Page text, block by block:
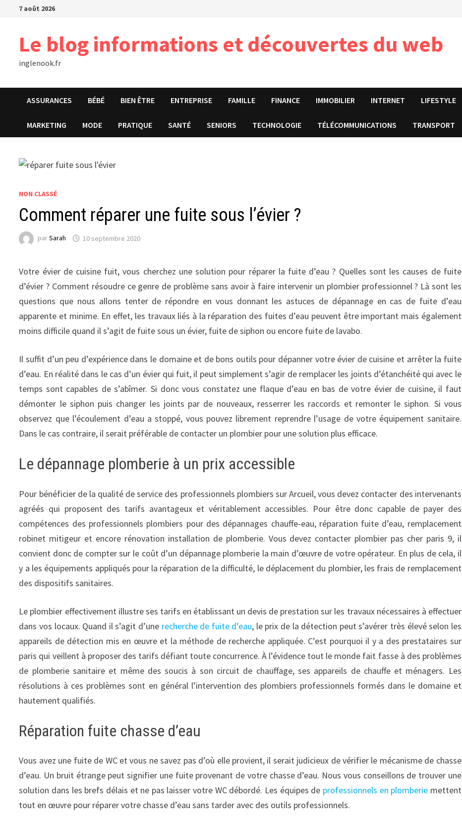
Passer7 août 2026
Le blog informations et découvertes du web
inglenook.fr
ASSURANCES BÉBÉ BIEN ÊTRE ENTREPRISE FAMILLE FINANCE IMMOBILIER INTERNET LIFESTYLE
MARKETING MODE PRATIQUE SANTÉ SENIORS TECHNOLOGIE TÉLÉCOMMUNICATIONS TRANSPORT
NON CLASSÉ
Comment réparer une fuite sous l’évier ?
parSarah 10 septembre 2020
Votre évier de cuisine fuit, vous cherchez une solution pour réparer la fuite d’eau ? Quelles sont les causes de fuite
d’évier ? Comment résoudre ce genre de problème sans avoir à faire intervenir un plombier professionnel ? Là sont les
questions que nous allons tenter de répondre en vous donnant les astuces de dépannage en cas de fuite d’eau
apparente et minime. En effet, les travaux liés à la réparation des fuites d’eau peuvent être important mais également
moins difficile quand il s’agit de fuite sous un évier, fuite de siphon ou encore fuite de lavabo.
Il suffit d’un peu d’expérience dans le domaine et de bons outils pour dépanner votre évier de cuisine et arrêter la fuite
d’eau. En réalité dans le cas d’un évier qui fuit, il peut simplement s’agir de remplacer les joints d’étanchéité qui avec le
temps sont capables de s’abîmer. Si donc vous constatez une flaque d’eau en bas de votre évier de cuisine, il faut
démonter le siphon puis changer les joints par de nouveaux, resserrer les raccords et remonter le siphon. Si vous
observez que l’écoulement d’eau a stoppé, vous pouvez librement reprendre l’usage de votre équipement sanitaire.
Dans le cas contraire, il serait préférable de contacter un plombier pour une solution plus efficace.
Le dépannage plomberie à un prix accessible
Pour bénéficier de la qualité de service des professionnels plombiers sur Arcueil, vous devez contacter des intervenants
agréés qui proposent des tarifs avantageux et véritablement accessibles. Pour être donc capable de payer des
compétences des professionnels plombiers pour des dépannages chauffe-eau, réparation fuite d’eau, remplacement
robinet mitigeur et encore rénovation installation de plomberie. Vous devez contacter plombier pas cher paris 9, il
convient donc de compter sur le coût d’un dépannage plomberie la main d’œuvre de votre opérateur. En plus de cela, il
y a les équipements appliqués pour la réparation de la difficulté, le déplacement du plombier, les frais de remplacement
des dispositifs sanitaires.
Le plombier effectivement illustre ses tarifs en établissant un devis de prestation sur les travaux nécessaires à effectuer
dans vos locaux. Quand il s’agit d’une recherche de fuite d’eau, le prix de la détection peut s’avérer très élevé selon les
appareils de détection mis en œuvre et la méthode de recherche appliquée. C’est pourquoi il y a des prestataires sur
paris qui veillent à proposer des tarifs défiant toute concurrence. À l’évidence tout le monde fait fasse à des problèmes
de plomberie sanitaire et même des soucis à son circuit de chauffage, ses appareils de chauffe et ménagers. Les
résolutions à ces problèmes sont en général l’intervention des plombiers professionnels formés dans le domaine et
hautement qualifiés.
Réparation fuite chasse d’eau
Vous avez une fuite de WC et vous ne savez pas d’où elle provient, il serait judicieux de vérifier le mécanisme de chasse
d’eau. Un bruit étrange peut signifier une fuite provenant de votre chasse d’eau. Nous vous conseillons de trouver une
solution dans les brefs délais et ne pas laisser votre WC débordé. Les équipes de professionnels en plomberie mettent
tout en œuvre pour réparer votre chasse d’eau sans tarder avec des outils professionnels.